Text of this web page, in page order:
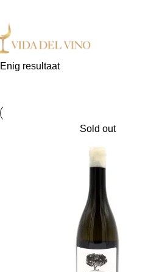
Enig resultaat
Sold out